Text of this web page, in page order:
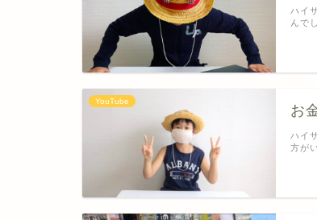
ハイ
んで
YouTube
お
ハイ
方が